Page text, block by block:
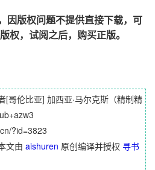
因版权问题不提供直接下载，可
权，试阅之后，购买正版。
[哥伦比亚] 加西亚·马尔克斯（精制精
?id=3823
文由 aishuren 原创编译并授权 寻书